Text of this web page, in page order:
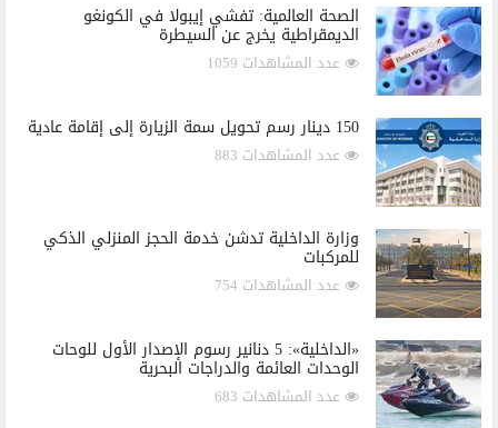
الصحة العالمية: تفشي إيبولا في الكونغو
الديمقراطية يخرج عن السيطرة
عدد المشاهدات 1059
150 دينار رسم تحويل سمة الزيارة إلى إقامة عادية
عدد المشاهدات 883
وزارة الداخلية تدشن خدمة الحجز المنزلي الذكي
للمركبات
عدد المشاهدات 754
«الداخلية»: 5 دنانير رسوم الإصدار الأول للوحات
الوحدات العائمة والدراجات البحرية
عدد المشاهدات 683